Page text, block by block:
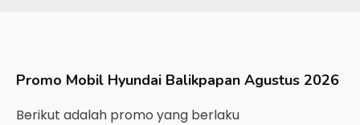
Promo Mobil Hyundai Balikpapan Agustus 2026
Berikut adalah promo yang berlaku